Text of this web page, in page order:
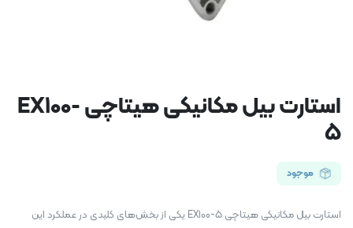
استارت بیل مکانیکی هیتاچی EX100-
5
موجود
استارت بیل مکانیکی هیتاچی EX100-5 یکی از بخش‌های کلیدی در عملکرد این